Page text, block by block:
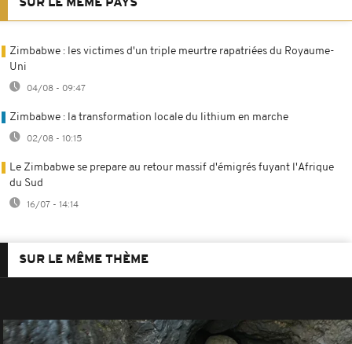
SUR LE MÊME PAYS
Zimbabwe : les victimes d'un triple meurtre rapatriées du Royaume-
Uni
04/08 - 09:47
Zimbabwe : la transformation locale du lithium en marche
02/08 - 10:15
Le Zimbabwe se prepare au retour massif d'émigrés fuyant l'Afrique
du Sud
16/07 - 14:14
SUR LE MÊME THÈME